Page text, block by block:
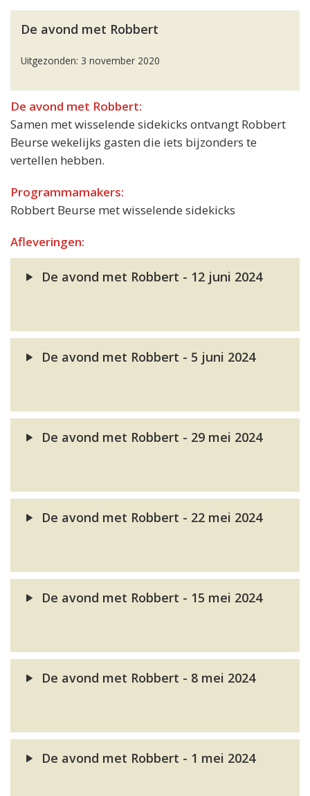
De avond met Robbert
Uitgezonden: 3 november 2020
De avond met Robbert:
Samen met wisselende sidekicks ontvangt Robbert
Beurse wekelijks gasten die iets bijzonders te
vertellen hebben.
Programmamakers:
Robbert Beurse met wisselende sidekicks
Afleveringen:
De avond met Robbert - 12 juni 2024
De avond met Robbert - 5 juni 2024
De avond met Robbert - 29 mei 2024
De avond met Robbert - 22 mei 2024
De avond met Robbert - 15 mei 2024
De avond met Robbert - 8 mei 2024
De avond met Robbert - 1 mei 2024